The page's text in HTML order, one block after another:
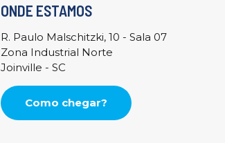
ONDE ESTAMOS
R. Paulo Malschitzki, 10 - Sala 07
Zona Industrial Norte
Joinville - SC
Como chegar?